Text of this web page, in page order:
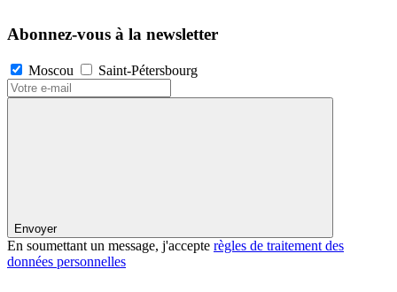
Abonnez-vous à la newsletter
Moscou Saint-Pétersbourg
Envoyer
En soumettant un message, j'accepte règles de traitement des
données personnelles